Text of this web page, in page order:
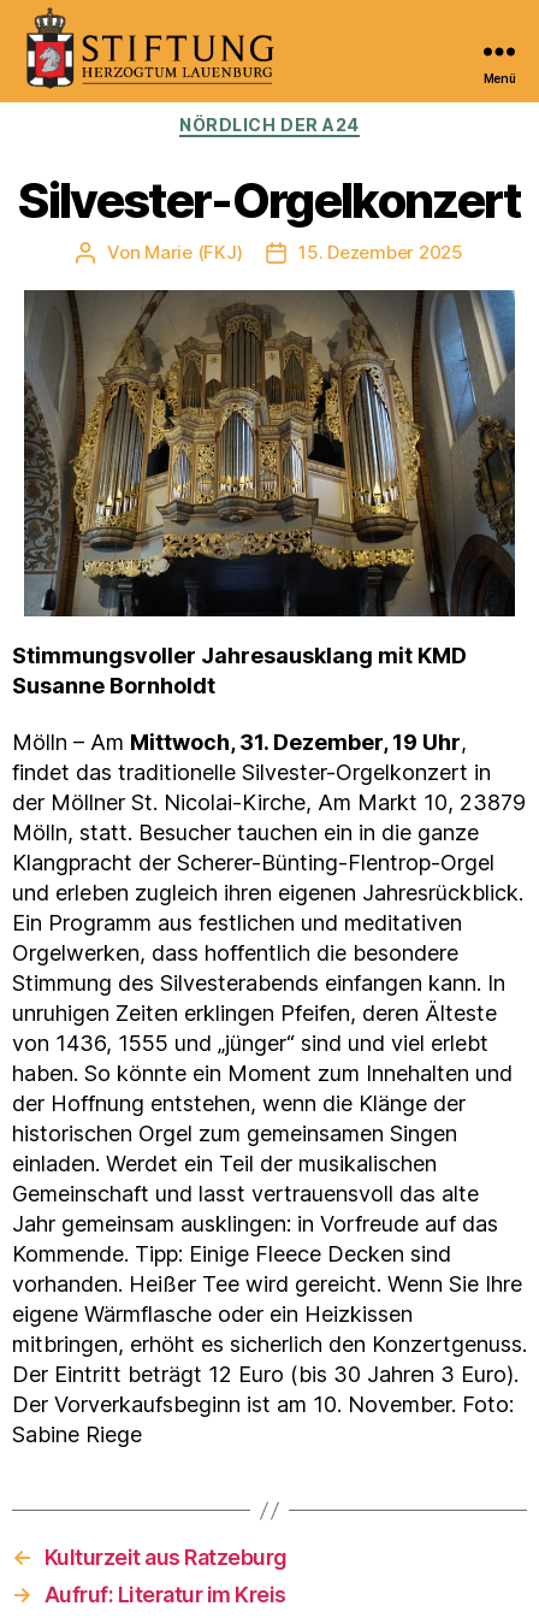
Kulturportal
Herzogtum
Lauenburg
Menü
Kategorien
NÖRDLICH DER A24
Silvester-Orgelkonzert
Beitragsautor
Von Marie (FKJ) Veröffentlichungsdatum
15. Dezember 2025
Stimmungsvoller Jahresausklang mit KMD
Susanne Bornholdt
Mölln – Am Mittwoch, 31. Dezember, 19 Uhr,
findet das traditionelle Silvester-Orgelkonzert in
der Möllner St. Nicolai-Kirche, Am Markt 10, 23879
Mölln, statt. Besucher tauchen ein in die ganze
Klangpracht der Scherer-Bünting-Flentrop-Orgel
und erleben zugleich ihren eigenen Jahresrückblick.
Ein Programm aus festlichen und meditativen
Orgelwerken, dass hoffentlich die besondere
Stimmung des Silvesterabends einfangen kann. In
unruhigen Zeiten erklingen Pfeifen, deren Älteste
von 1436, 1555 und „jünger“ sind und viel erlebt
haben. So könnte ein Moment zum Innehalten und
der Hoffnung entstehen, wenn die Klänge der
historischen Orgel zum gemeinsamen Singen
einladen. Werdet ein Teil der musikalischen
Gemeinschaft und lasst vertrauensvoll das alte
Jahr gemeinsam ausklingen: in Vorfreude auf das
Kommende. Tipp: Einige Fleece Decken sind
vorhanden. Heißer Tee wird gereicht. Wenn Sie Ihre
eigene Wärmflasche oder ein Heizkissen
mitbringen, erhöht es sicherlich den Konzertgenuss.
Der Eintritt beträgt 12 Euro (bis 30 Jahren 3 Euro).
Der Vorverkaufsbeginn ist am 10. November. Foto:
Sabine Riege
←
Kulturzeit aus Ratzeburg
→ Aufruf: Literatur im Kreis